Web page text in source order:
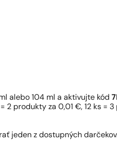
alebo 104 ml a aktivujte kód
produkty za 0,01 €, 12 ks =
jeden z dostupných